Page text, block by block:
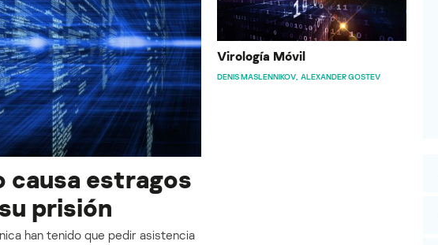
causa estragos
prisión
han tenido que pedir asistencia
Virología Móvil
DENIS MASLENNIKOV ALEXANDER GOSTEV